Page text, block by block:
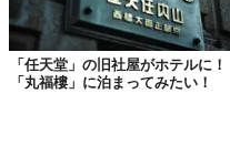
「任天堂」の旧社屋がホテルに！
「丸福樓」に泊まってみたい！